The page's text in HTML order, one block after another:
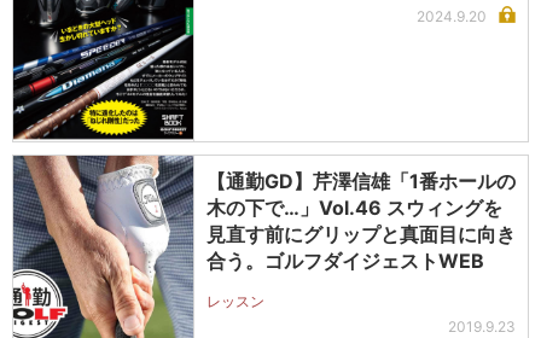
2024.9.20
【通勤GD】芹澤信雄「1番ホールの
木の下で…」Vol.46 スウィングを
見直す前にグリップと真面目に向き
合う。ゴルフダイジェストWEB
レッスン
2019.9.23